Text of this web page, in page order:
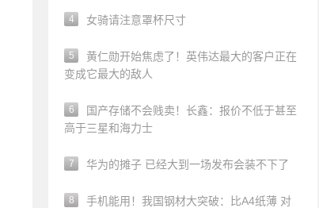
4 女骑请注意罩杯尺寸
5
黄仁勋开始焦虑了！英伟达最大的客户正在
变成它最大的敌人
6
国产存储不会贱卖！长鑫：报价不低于甚至
高于三星和海力士
7 华为的摊子 已经大到一场发布会装不下了
8
手机能用！我国钢材大突破：比A4纸薄 对